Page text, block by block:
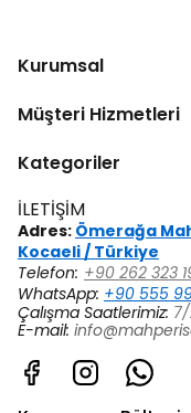
Kurumsal
Müşteri Hizmetleri
Kategoriler
İLETİŞİM
Adres: Ömerağa
Kocaeli / Türkiye
Telefon: +90 262 323
WhatsApp: +90 555
Çalışma Saatlerimiz:
E-mail: